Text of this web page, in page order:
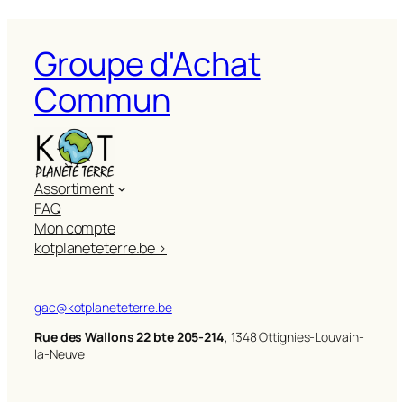
Groupe d'Achat
Commun
Assortiment
FAQ
Mon compte
kotplaneteterre.be >
gac@kotplaneteterre.be
Rue des Wallons 22 bte 205-214, 1348 Ottignies-Louvain-
la-Neuve